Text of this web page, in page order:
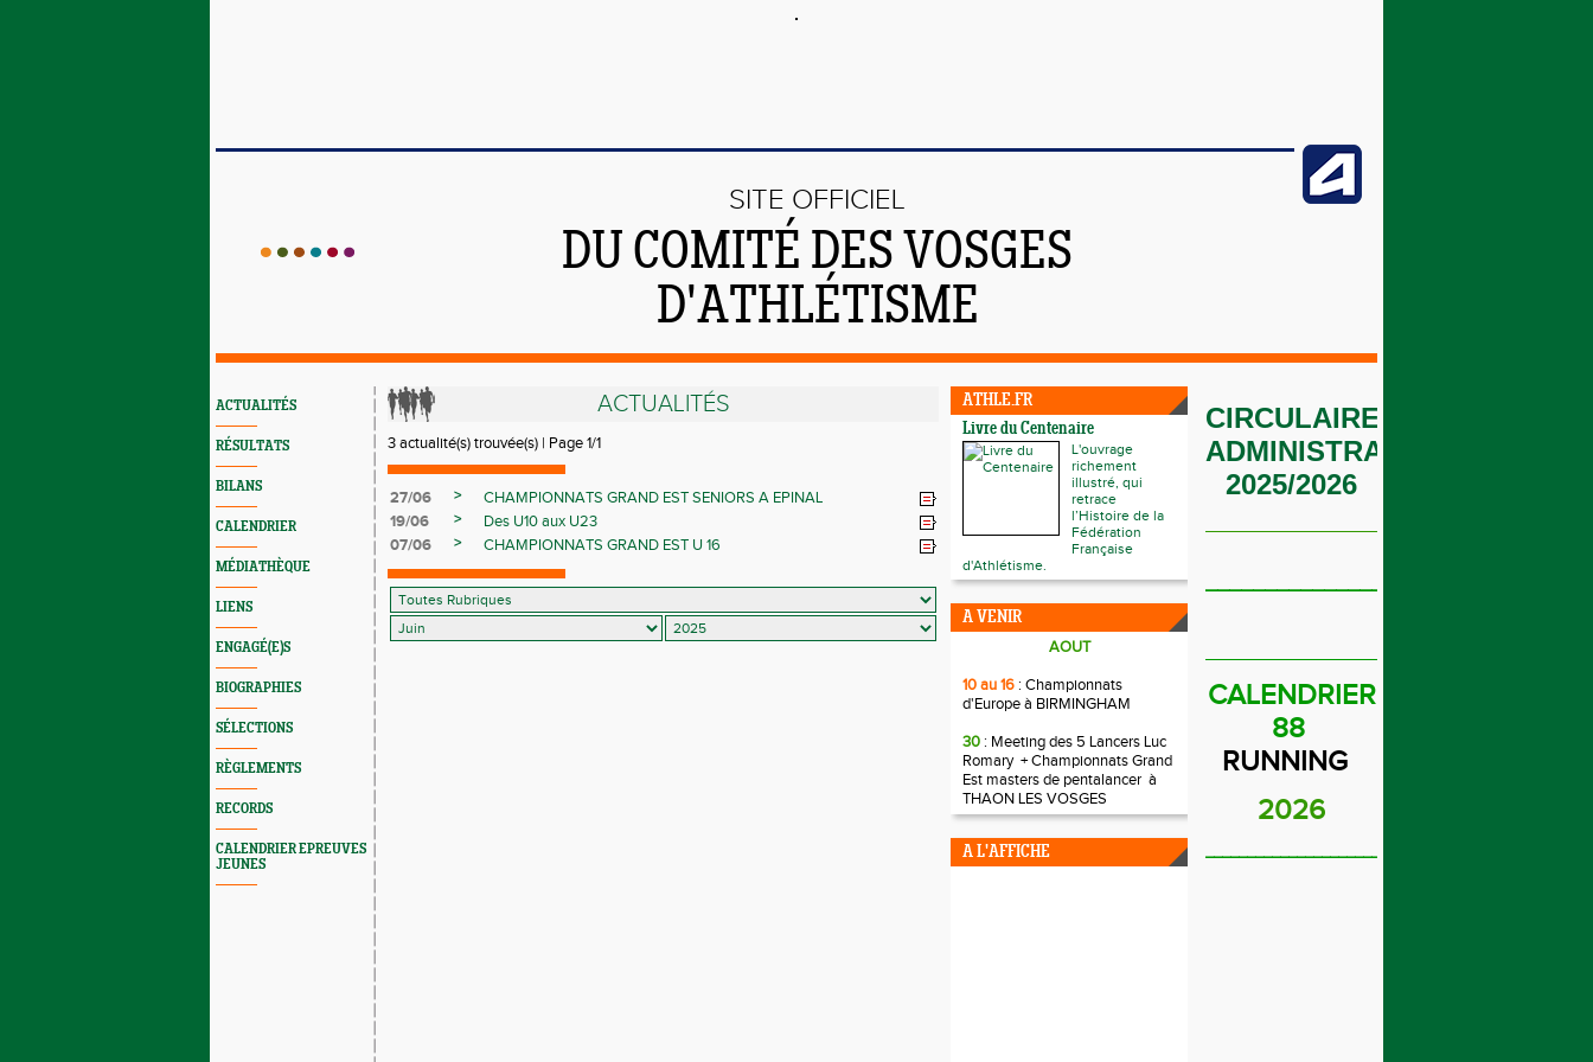
SITE OFFICIEL
DU COMITÉ DES VOSGES
D'ATHLÉTISME
ACTUALITÉS
RÉSULTATS
BILANS
CALENDRIER
MÉDIATHÈQUE
LIENS
ENGAGÉ(E)S
BIOGRAPHIES
SÉLECTIONS
RÈGLEMENTS
RECORDS
CALENDRIER EPREUVES
JEUNES
ACTUALITÉS
3 actualité(s) trouvée(s) | Page 1/1
27/06 >
CHAMPIONNATS GRAND EST SENIORS A EPINAL
19/06
>
Des U10 aux U23
07/06
> CHAMPIONNATS GRAND EST U 16
ATHLE.FR
Livre du Centenaire
L'ouvrage
richement
illustré, qui
retrace
l’Histoire de la
Fédération
Française
d'Athlétisme.
A VENIR
AOUT
10 au 16 : Championnats
d'Europe à BIRMINGHAM
30 : Meeting des 5 Lancers Luc
Romary + Championnats Grand
Est masters de pentalancer à
THAON LES VOSGES
A L'AFFICHE
CIRCULAIRE
ADMINISTRATIVE
2025/2026
CALENDRIER
88
RUNNING
2026
______________________________